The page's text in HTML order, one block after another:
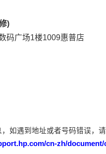
)
码广场1楼1009惠普店
如遇到地址或者号码错误，
cn-zh/document/